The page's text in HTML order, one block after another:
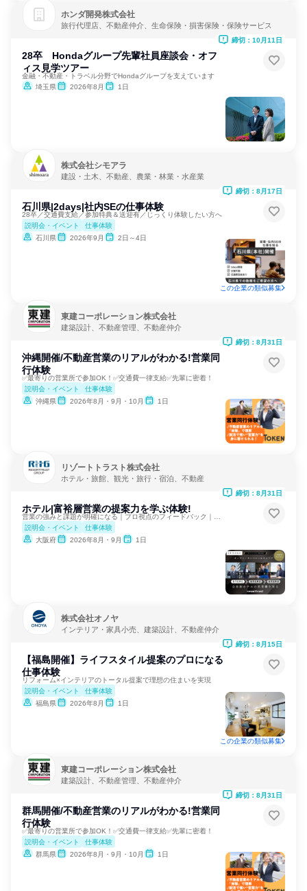
ホンダ開発株式会社
旅行代理店、不動産仲介、生命保険・損害保険・保険サービス
28卒 Hondaグループ先輩社員座談会・オフ
ィス見学ツアー
金融・不動産・トラベル分野でHondaグループを支えています
埼玉県
2026年8月 1日
締切：10月11日
株式会社シモアラ
建設・土木、不動産、農業・林業・水産業
石川県|2days|社内SEの仕事体験
28卒／交通費支給／参加特典＆送迎有／じっくり体験したい方へ
説明会・イベント
仕事体験
石川県
2026年9月 2日～4日
締切：8月17日
この企業の類似募集
東建コーポレーション株式会社
建築設計、不動産管理、不動産仲介
沖縄開催/不動産営業のリアルがわかる!営業同
行体験
✅最寄りの営業所で参加OK！✅交通費一律支給✅先輩に密着！
説明会・イベント
仕事体験
沖縄県
2026年8月・9月・10月 1日
締切：8月31日
リゾートトラスト株式会社
ホテル・旅館、観光・旅行・宿泊、不動産
ホテル|富裕層営業の提案力を学ぶ体験!
説明会・イベント
仕事体験
大阪府
2026年8月・9月 1日
締切：8月31日
株式会社オノヤ
インテリア・家具小売、建築設計、不動産仲介
【福島開催】ライフスタイル提案のプロになる
仕事体験
リフォーム×インテリアのトータル提案で理想の住まいを実現
説明会・イベント
仕事体験
福島県
2026年8月 1日
締切：8月15日
この企業の類似募集
東建コーポレーション株式会社
建築設計、不動産管理、不動産仲介
群馬開催/不動産営業のリアルがわかる!営業同
行体験
✅最寄りの営業所で参加OK！✅交通費一律支給✅先輩に密着！
説明会・イベント
仕事体験
群馬県
2026年8月・9月・10月 1日
締切：8月31日